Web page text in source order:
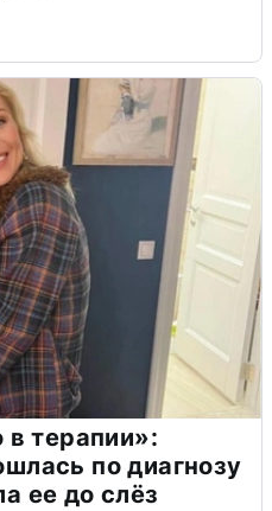
в терапии»:
по диагнозу
ее до слёз